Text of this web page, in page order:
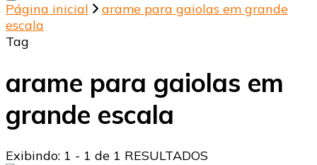
Página inicial
arame para gaiolas em grande
escala
Tag
arame para gaiolas em
grande escala
Exibindo: 1 - 1 de 1 RESULTADOS